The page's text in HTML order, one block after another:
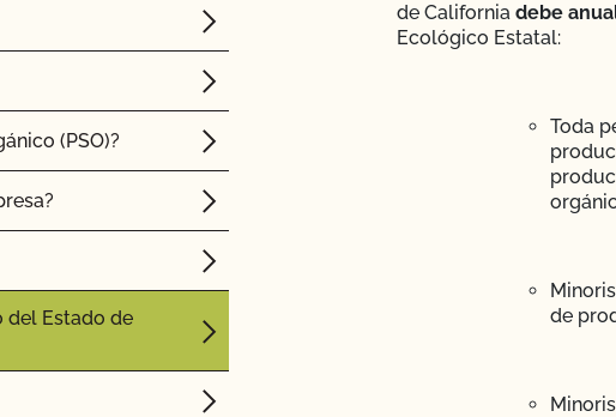
(PSO)?
del Estado de
de California debe
Ecológico Estatal:
Toda
de